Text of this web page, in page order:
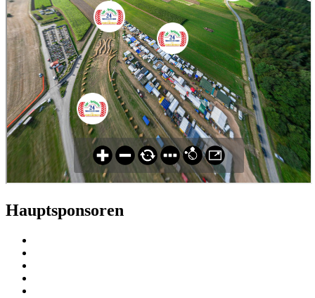
Hauptsponsoren